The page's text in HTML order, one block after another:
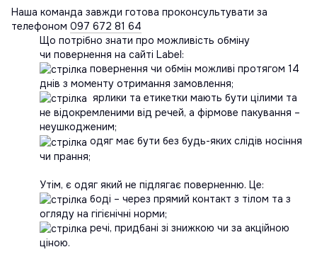
Наша команда завжди готова проконсультувати за
телефоном 097 672 81 64
Що потрібно знати про можливість обміну
чи повернення на сайті Label:
повернення чи обмін можливі протягом 14
днів з моменту отримання замовлення;
ярлики та етикетки мають бути цілими та
не відокремленими від речей, а фірмове пакування –
неушкодженим;
одяг має бути без будь-яких слідів носіння
чи прання;
Утім, є одяг який не підлягає поверненню. Це:
боді – через прямий контакт з тілом та з
огляду на гігієнічні норми;
речі, придбані зі знижкою чи за акційною
ціною.